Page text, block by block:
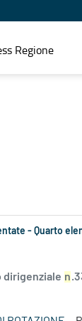
Regione
- Quarto
dirigenziale n